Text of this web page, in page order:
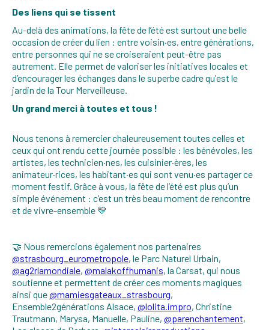
Des liens qui se tissent
Au-delà des animations, la fête de l’été est surtout une belle
occasion de créer du lien : entre voisin·es, entre générations,
entre personnes qui ne se croiseraient peut-être pas
autrement. Elle permet de valoriser les initiatives locales et
d’encourager les échanges dans le superbe cadre qu'est le
jardin de la Tour Merveilleuse.
Un grand merci à toutes et tous !
Nous tenons à remercier chaleureusement toutes celles et
ceux qui ont rendu cette journée possible : les bénévoles, les
artistes, les technicien·nes, les cuisinier·ères, les
animateur·rices, les habitant·es qui sont venu·es partager ce
moment festif. Grâce à vous, la fête de l’été est plus qu’un
simple événement : c’est un très beau moment de rencontre
et de vivre-ensemble 💛
🤝 Nous remercions également nos partenaires
@strasbourg_eurometropole, le Parc Naturel Urbain,
@ag2rlamondiale, @malakoffhumanis, la Carsat, qui nous
soutienne et permettent de créer ces moments magiques
ainsi que@mamiesgateaux_strasbourg,
Ensemble2générations Alsace, @lolita.impro, Christine
Trautmann, Marysa, Manuelle, Pauline, @parenchantement,